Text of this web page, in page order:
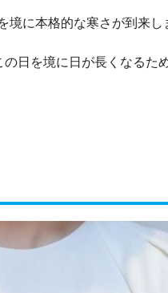
に本格的な寒さが到来し
日を境に日が長くなるた